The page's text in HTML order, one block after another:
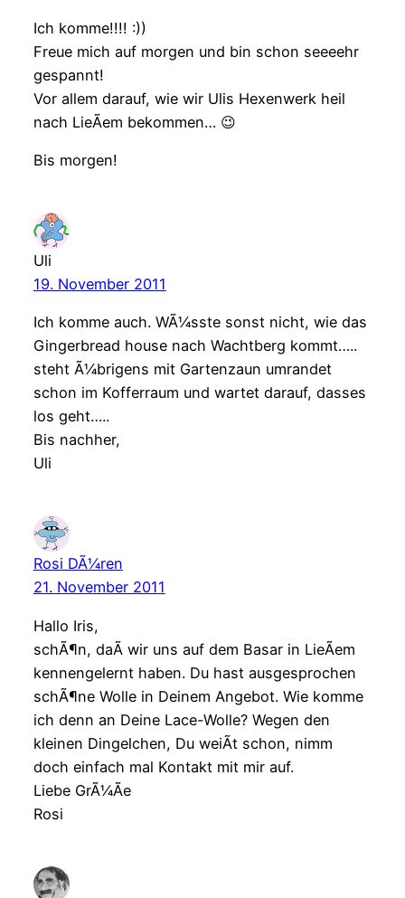
Ich komme!!!! :))
Freue mich auf morgen und bin schon seeeehr
gespannt!
Vor allem darauf, wie wir Ulis Hexenwerk heil
nach LieÃem bekommen… 😉
Bis morgen!
Uli
19. November 2011
Ich komme auch. WÃ¼sste sonst nicht, wie das
Gingerbread house nach Wachtberg kommt…..
steht Ã¼brigens mit Gartenzaun umrandet
schon im Kofferraum und wartet darauf, dasses
los geht…..
Bis nachher,
Uli
Rosi DÃ¼ren
21. November 2011
Hallo Iris,
schÃ¶n, daÃ wir uns auf dem Basar in LieÃem
kennengelernt haben. Du hast ausgesprochen
schÃ¶ne Wolle in Deinem Angebot. Wie komme
ich denn an Deine Lace-Wolle? Wegen den
kleinen Dingelchen, Du weiÃt schon, nimm
doch einfach mal Kontakt mit mir auf.
Liebe GrÃ¼Ãe
Rosi